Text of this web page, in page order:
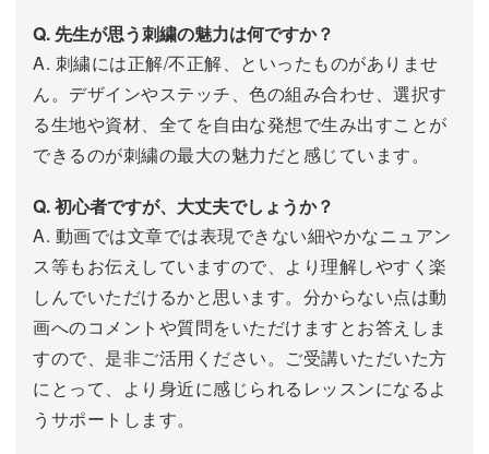
Q. 先生が思う刺繍の魅力は何ですか？
A. 刺繍には正解/不正解、といったものがありませ
ん。デザインやステッチ、色の組み合わせ、選択す
る生地や資材、全てを自由な発想で生み出すことが
できるのが刺繍の最大の魅力だと感じています。
Q. 初心者ですが、大丈夫でしょうか？
A. 動画では文章では表現できない細やかなニュアン
ス等もお伝えしていますので、より理解しやすく楽
しんでいただけるかと思います。分からない点は動
画へのコメントや質問をいただけますとお答えしま
すので、是非ご活用ください。ご受講いただいた方
にとって、より身近に感じられるレッスンになるよ
うサポートします。